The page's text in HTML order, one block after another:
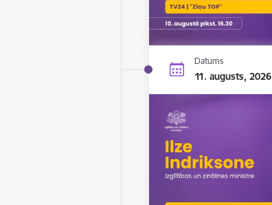
Datums
11. augusts, 2026